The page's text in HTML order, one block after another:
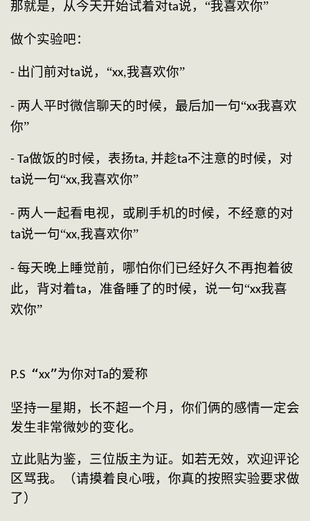
那就是，从今天开始试着对ta说，“我喜欢你”
做个实验吧：
- 出门前对ta说，“xx,我喜欢你”
- 两人平时微信聊天的时候，最后加一句“xx我喜欢
你”
- Ta做饭的时候，表扬ta, 并趁ta不注意的时候，对
ta说一句“xx,我喜欢你”
- 两人一起看电视，或刷手机的时候，不经意的对
ta说一句“xx,我喜欢你”
- 每天晚上睡觉前，哪怕你们已经好久不再抱着彼
此，背对着ta ，准备睡了的时候，说一句“xx我喜
欢你”
P.S “xx”为你对Ta的爱称
坚持一星期，长不超一个月，你们俩的感情一定会
发生非常微妙的变化。
立此贴为鉴，三位版主为证。如若无效，欢迎评论
区骂我。（请摸着良心哦，你真的按照实验要求做
了）